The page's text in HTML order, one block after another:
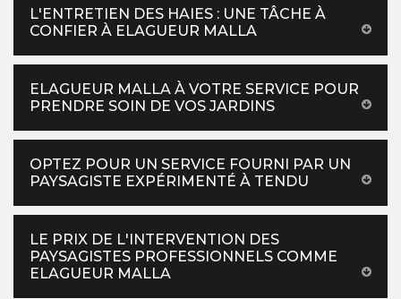
L'ENTRETIEN DES HAIES : UNE TÂCHE À
CONFIER À ELAGUEUR MALLA
ELAGUEUR MALLA À VOTRE SERVICE POUR
PRENDRE SOIN DE VOS JARDINS
OPTEZ POUR UN SERVICE FOURNI PAR UN
PAYSAGISTE EXPÉRIMENTÉ À TENDU
LE PRIX DE L'INTERVENTION DES
PAYSAGISTES PROFESSIONNELS COMME
ELAGUEUR MALLA